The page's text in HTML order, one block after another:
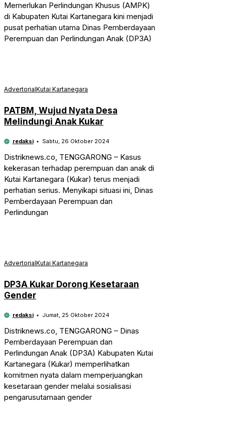
Memerlukan Perlindungan Khusus (AMPK)
di Kabupaten Kutai Kartanegara kini menjadi
pusat perhatian utama Dinas Pemberdayaan
Perempuan dan Perlindungan Anak (DP3A)
AdvertorialKutai Kartanegara
PATBM, Wujud Nyata Desa
Melindungi Anak Kukar
redaksi Sabtu, 26 Oktober 2024
Distriknews.co, TENGGARONG – Kasus
kekerasan terhadap perempuan dan anak di
Kutai Kartanegara (Kukar) terus menjadi
perhatian serius. Menyikapi situasi ini, Dinas
Pemberdayaan Perempuan dan
Perlindungan
AdvertorialKutai Kartanegara
DP3A Kukar Dorong Kesetaraan
Gender
redaksi Jumat, 25 Oktober 2024
Distriknews.co, TENGGARONG – Dinas
Pemberdayaan Perempuan dan
Perlindungan Anak (DP3A) Kabupaten Kutai
Kartanegara (Kukar) memperlihatkan
komitmen nyata dalam memperjuangkan
kesetaraan gender melalui sosialisasi
pengarusutamaan gender